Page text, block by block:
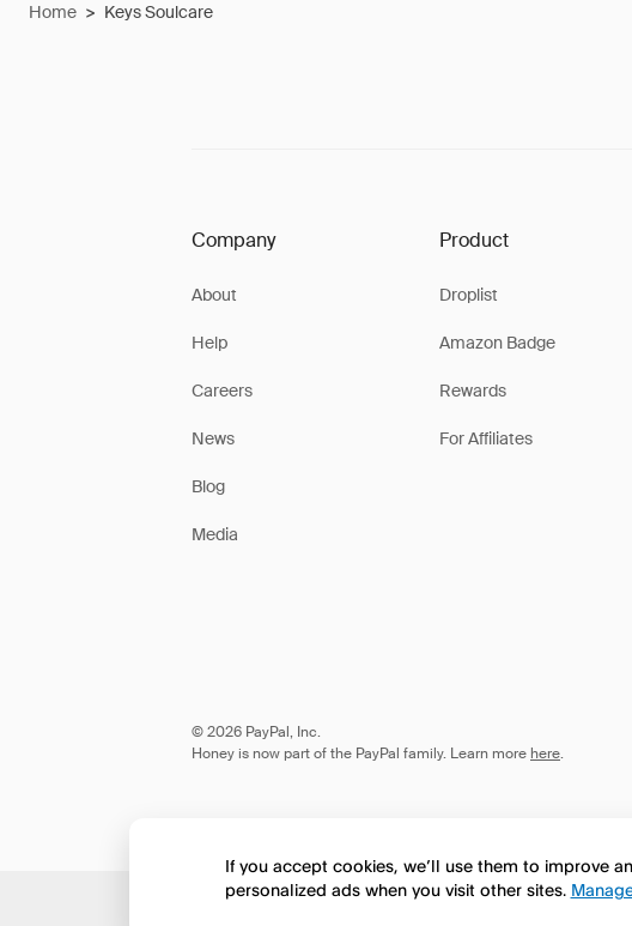
Home > Keys Soulcare
Company
About
Help
Careers
News
Blog
Media
Product
Droplist
Amazon Badge
Rewards
For Affiliates
© 2026 PayPal, Inc.
Honey is now part of the PayPal family. Learn more here.
If you accept cookies, we’ll use them to improve
personalized ads when you visit other sites.